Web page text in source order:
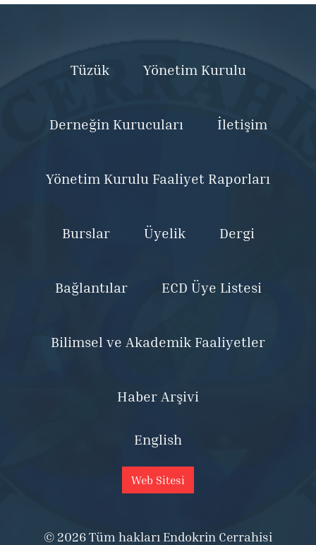
Tüzük Yönetim Kurulu
Derneğin Kurucuları İletişim
Yönetim Kurulu Faaliyet Raporları
Burslar Üyelik Dergi
Bağlantılar ECD Üye Listesi
Bilimsel ve Akademik Faaliyetler
Haber Arşivi
English
Web Sitesi
© 2026 Tüm hakları Endokrin Cerrahisi